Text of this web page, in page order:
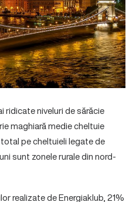
ridicate niveluri de sărăcie
maghiară medie cheltuie
pe cheltuieli legate de
sunt zonele rurale din nord-
realizate de Energiaklub, 21%